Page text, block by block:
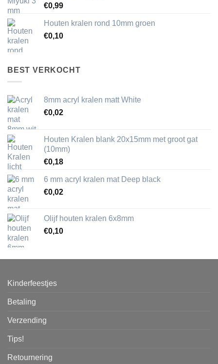
€0,99
Houten kralen rond 10mm groen
€0,10
BEST VERKOCHT
8mm acryl kralen matt White
€0,02
Houten Kralen blank 20x15mm met groot gat
(10mm)
€0,18
6 mm acryl kralen mat Deep black
€0,02
Olijf houten kralen 6x8mm
€0,10
Kinderfeestjes
Betaling
Verzending
Tips!
Retournering